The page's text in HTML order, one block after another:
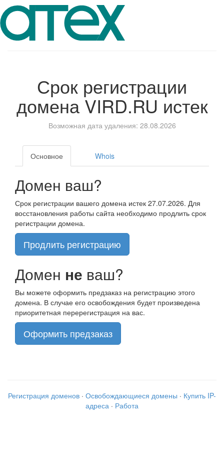
Срок регистрации
доменаVIRD.RU истек
Возможная дата удаления: 28.08.2026
Основное Whois
Домен ваш?
Срок регистрации вашего домена истек 27.07.2026. Для
восстановления работы сайта необходимо продлить срок
регистрации домена.
Продлить регистрацию
Домен не ваш?
Вы можете оформить предзаказ на регистрацию этого
домена. В случае его освобождения будет произведена
приоритетная перерегистрация на вас.
Оформить предзаказ
Регистрация доменов · Освобождающиеся домены · Купить IP-
адреса · Работа